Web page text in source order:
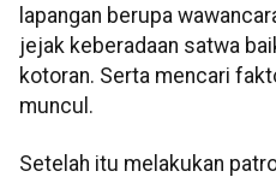
lapangan berupa
jejak keberadaan satwa
kotoran. Serta mencari
muncul.
Setelah itu melakukan